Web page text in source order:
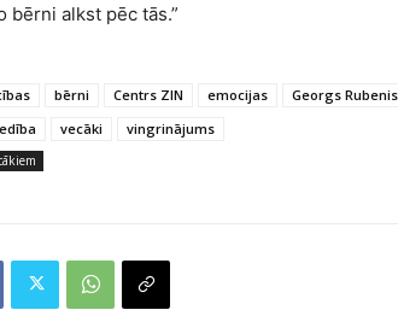
bērni alkst pēc tās.”
bērni Centrs ZIN emocijas Georgs Rubenis
vecāki vingrinājums